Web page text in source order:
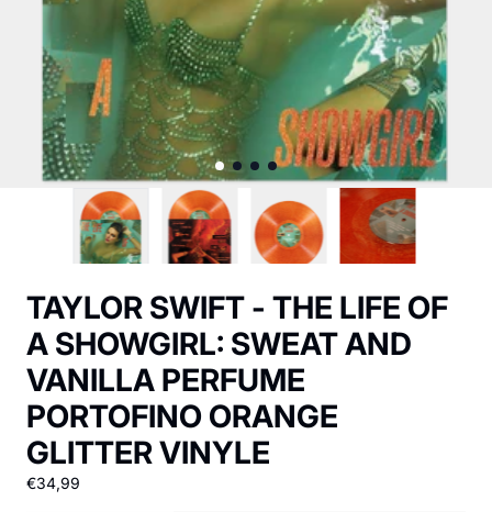
TAYLOR SWIFT - THE LIFE OF
A SHOWGIRL: SWEAT AND
VANILLA PERFUME
PORTOFINO ORANGE
GLITTER VINYLE
€34,99